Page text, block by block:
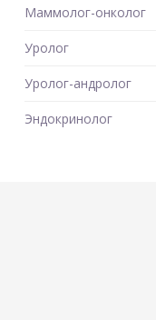
Маммолог-онколог
Уролог
Уролог-андролог
Эндокринолог